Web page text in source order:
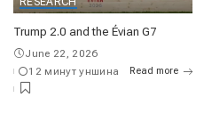
Trump 2.0 and the Évian G7
June 22, 2026
12 минут уншина
Read more